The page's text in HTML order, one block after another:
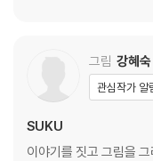
그림 강혜숙
관심작가 알
SUKU
이야기를 짓고 그림을